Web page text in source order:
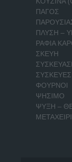
ΠΑΓΟΣ
ΠΛΥΣΗ –
ΡΑΦΙΑ
ΣΚΕΥΗ
ΦΟΥΡΝΟΙ
ΨΗΣΙΜΟ
ΨΥΞΗ –